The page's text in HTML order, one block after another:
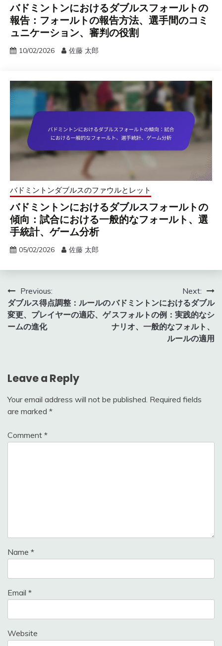
バドミントンにおけるダブルスフォールトの
報告：フォールトの報告方法、選手間のコミ
ュニケーション、審判の役割
10/02/2026 佐藤 太郎
バドミントンダブルスのファウルとレット
バドミントンにおけるダブルスフォールトの
傾向：試合における一般的なフォールト、選
手統計、ゲーム分析
05/02/2026 佐藤 太郎
Post
navigation
Previous:
ダブルス得点調整：ルールの
変更、プレイヤーの適応、ゲ
ームの進化
Next:
バドミントンにおけるダブル
スフォルトの例：実践的なシ
ナリオ、一般的なフォルト、
ルールの適用
Leave a Reply
Your email address will not be published. Required fields
are marked *
Comment *
Name *
Email *
Website